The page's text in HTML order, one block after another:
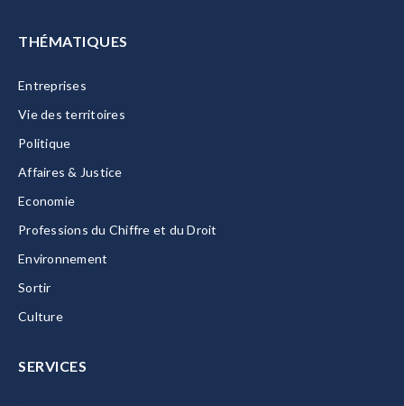
THÉMATIQUES
Entreprises
Vie des territoires
Politique
Affaires & Justice
Economie
Professions du Chiffre et du Droit
Environnement
Sortir
Culture
SERVICES